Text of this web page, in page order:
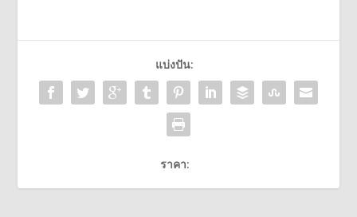
แบ่งปัน:
ราคา: